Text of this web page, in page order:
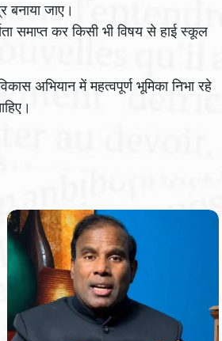
बनाया जाए।
समाप्त कर किसी भी विषय से हाई स्कूल
अभियान में महत्वपूर्ण भूमिका निभा रहे